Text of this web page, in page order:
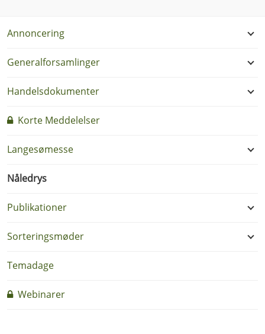
Annoncering
Generalforsamlinger
Handelsdokumenter
Korte Meddelelser
Langesømesse
Nåledrys
Publikationer
Sorteringsmøder
Temadage
Webinarer